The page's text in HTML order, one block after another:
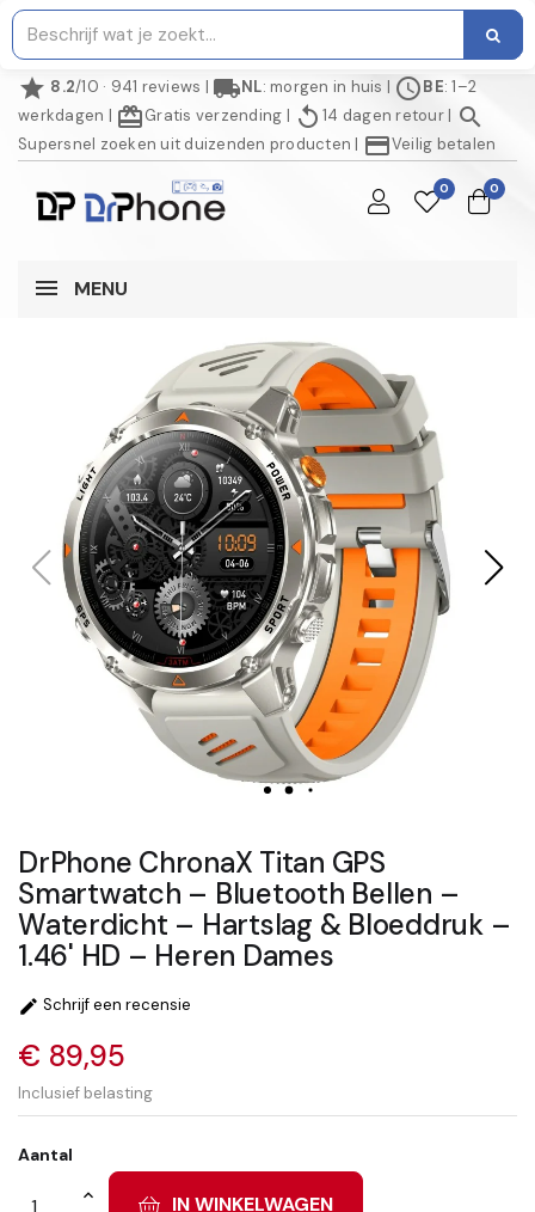
star 8.2/10 · 941 reviews | local_shippingNL: morgen in huis | scheduleBE: 1–2
werkdagen | redeemGratis verzending | replay 14 dagen retour| search
Supersnel zoeken uit duizenden producten | credit_cardVeilig betalen
0 0
MENU
DrPhone ChronaX Titan GPS
Smartwatch – Bluetooth Bellen –
Waterdicht – Hartslag & Bloeddruk –
1.46' HD – Heren Dames
 Schrijf een recensie
€ 89,95
Inclusief belasting
Aantal
IN WINKELWAGEN